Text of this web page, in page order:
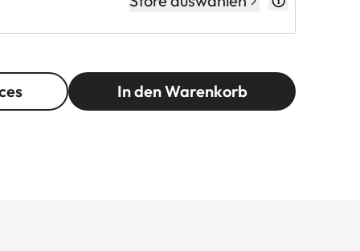
In den Warenkorb